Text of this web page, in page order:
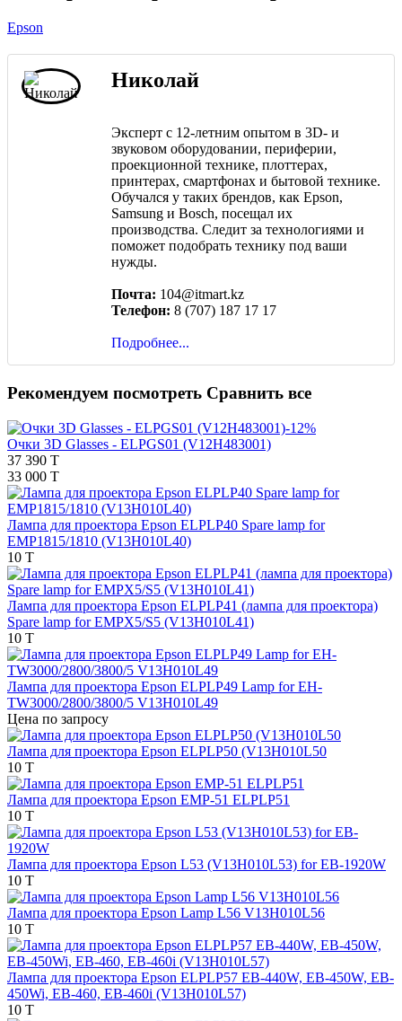
Epson
Николай
Эксперт с 12-летним опытом в 3D- и
звуковом оборудовании, периферии,
проекционной технике, плоттерах,
принтерах, смартфонах и бытовой технике.
Обучался у таких брендов, как Epson,
Samsung и Bosch, посещал их
производства. Следит за технологиями и
поможет подобрать технику под ваши
нужды.
Почта: 104@itmart.kz
Телефон: 8 (707) 187 17 17
Подробнее...
Рекомендуем посмотреть Сравнить все
-12%
Очки 3D Glasses - ELPGS01 (V12H483001)
37 390 T
33 000 T
Лампа для проектора Epson ELPLP40 Spare lamp for
EMP1815/1810 (V13H010L40)
10 T
Лампа для проектора Epson ELPLP41 (лампа для проектора)
Spare lamp for EMPX5/S5 (V13H010L41)
10 T
Лампа для проектора Epson ELPLP49 Lamp for EH-
TW3000/2800/3800/5 V13H010L49
Цена по запросу
Лампа для проектора Epson ELPLP50 (V13H010L50
10 T
Лампа для проектора Epson EMP-51 ELPLP51
10 T
Лампа для проектора Epson L53 (V13H010L53) for EB-1920W
10 T
Лампа для проектора Epson Lamp L56 V13H010L56
10 T
Лампа для проектора Epson ELPLP57 EB-440W, EB-450W, EB-
450Wi, EB-460, EB-460i (V13H010L57)
10 T